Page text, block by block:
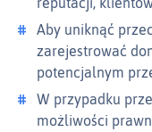
Aby uniknąć
zarejestrować
potencjalnym
W przypadku
możliwości